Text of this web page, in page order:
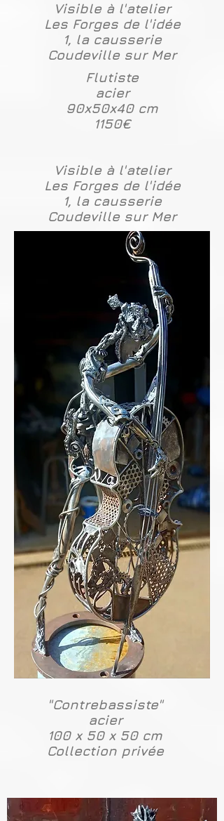
Visible à l'atelier
Les Forges de l'idée
1, la causserie
Coudeville sur Mer
Flutiste
acier
90x50x40 cm
1150€
Visible à l'atelier
Les Forges de l'idée
1, la causserie
Coudeville sur Mer
"Contrebassiste"
acier
100 x 50 x 50 cm
Collection privée